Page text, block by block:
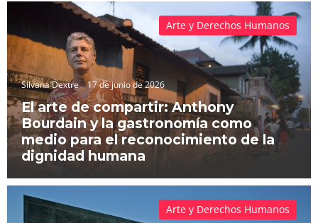
Silvana Dextre 17 de junio de 2026
El arte de compartir: Anthony
Bourdain y la gastronomía como
medio para el reconocimiento de la
dignidad humana
Arte y Derechos Humanos
Arte y Derechos Humanos